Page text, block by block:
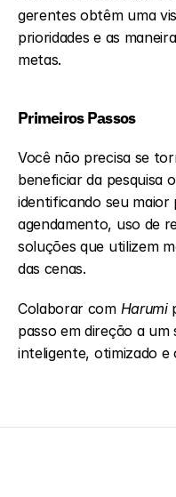
gerentes obtêm uma
prioridades e as
metas.
Primeiros Passos
Você não precisa se
beneficiar da pesquisa
identificando seu
agendamento, uso de
soluções que utilizem
das cenas.
Colaborar com Harumi
passo em direção a
inteligente, otimizado e